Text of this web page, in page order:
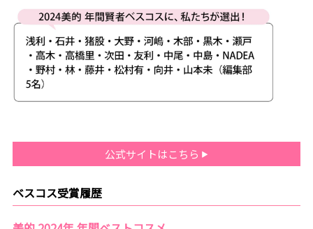
公式サイトはこちら
ベスコス受賞履歴